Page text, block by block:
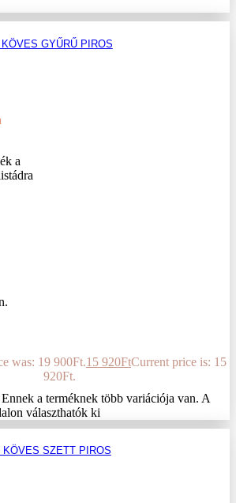
GYŰRŰ PIROS
was: 19 900Ft.15 920FtCurrent price is: 15
920Ft.
Ennek a terméknek több variációja van. A
választhatók ki
KÖVES SZETT PIROS